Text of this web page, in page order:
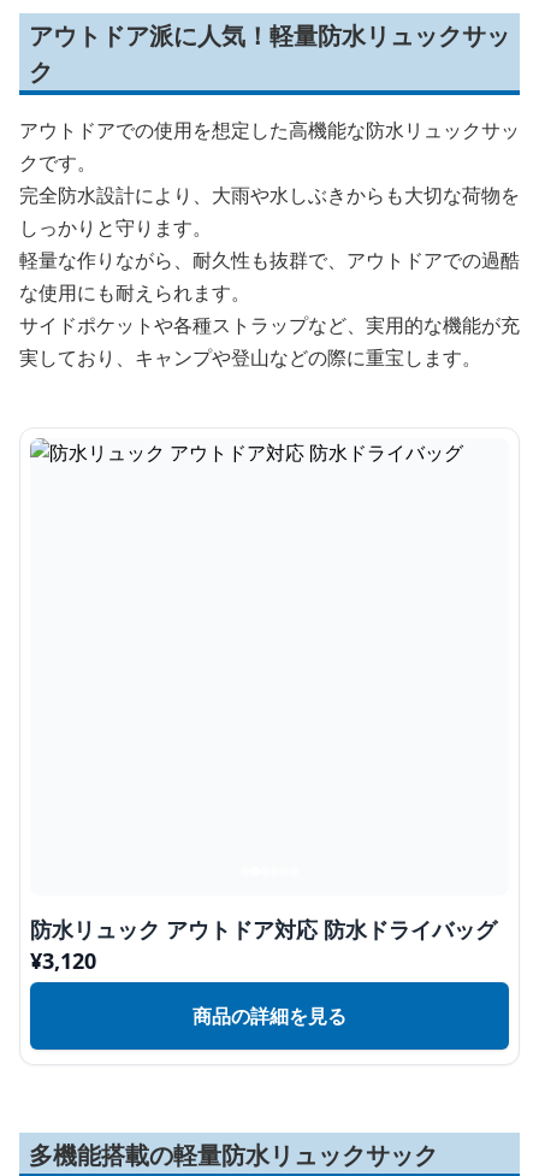
アウトドア派に人気！軽量防水リュックサッ
ク
アウトドアでの使用を想定した高機能な防水リュックサッ
クです。
完全防水設計により、大雨や水しぶきからも大切な荷物を
しっかりと守ります。
軽量な作りながら、耐久性も抜群で、アウトドアでの過酷
な使用にも耐えられます。
サイドポケットや各種ストラップなど、実用的な機能が充
実しており、キャンプや登山などの際に重宝します。
防水リュック アウトドア対応 防水ドライバッグ
¥3,120
商品の詳細を見る
多機能搭載の軽量防水リュックサック